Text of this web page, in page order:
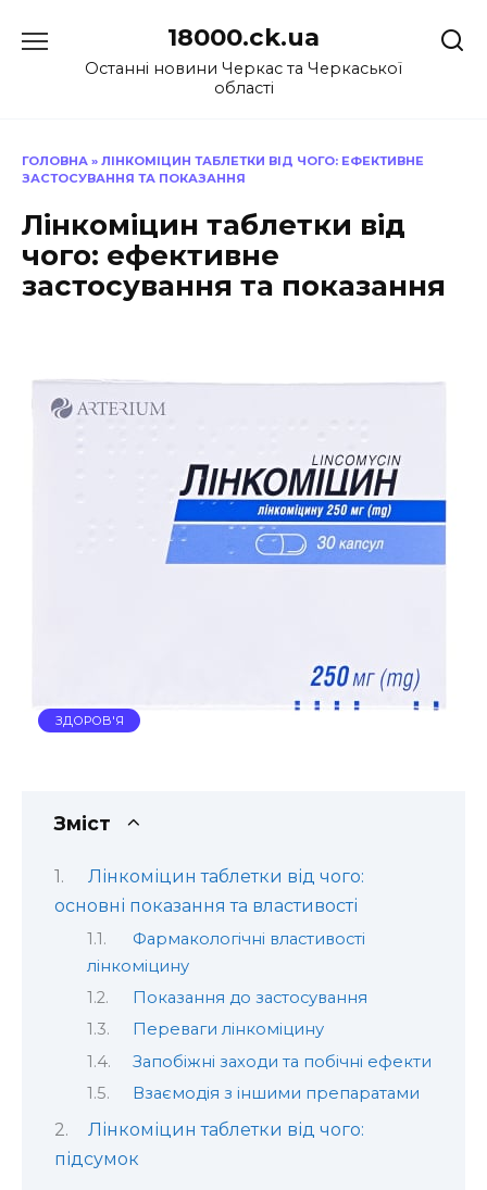
до
18000.ck.ua
Останні новини Черкас та Черкаської
області
ГОЛОВНА » ЛІНКОМІЦИН ТАБЛЕТКИ ВІД ЧОГО: ЕФЕКТИВНЕ
ЗАСТОСУВАННЯ ТА ПОКАЗАННЯ
Лінкоміцин таблетки від
чого: ефективне
застосування та показання
ЗДОРОВ'Я
Зміст
Лінкоміцин таблетки від чого:
основні показання та властивості
Фармакологічні властивості
лінкоміцину
Показання до застосування
Переваги лінкоміцину
Запобіжні заходи та побічні ефекти
Взаємодія з іншими препаратами
Лінкоміцин таблетки від чого:
підсумок